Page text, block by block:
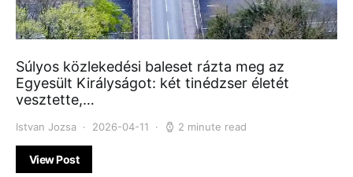
Súlyos közlekedési baleset rázta meg az
Egyesült Királyságot: két tinédzser életét
vesztette,…
Istvan Jozsa 2026-04-11 2 minute read
View Post